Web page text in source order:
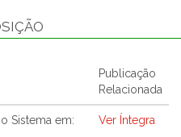
Publicação
Relacionada
Sistema em:
Ver Íntegra